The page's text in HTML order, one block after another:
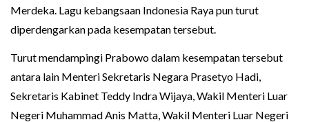
Merdeka. Lagu kebangsaan Indonesia Raya pun turut
diperdengarkan pada kesempatan tersebut.
Turut mendampingi Prabowo dalam kesempatan tersebut
antara lain Menteri Sekretaris Negara Prasetyo Hadi,
Sekretaris Kabinet Teddy Indra Wijaya, Wakil Menteri Luar
Negeri Muhammad Anis Matta, Wakil Menteri Luar Negeri